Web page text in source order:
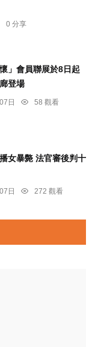
0 分享
」會員聯展於8日起
登場
日
58 觀看
女暴斃 法官審後判十
日
272 觀看